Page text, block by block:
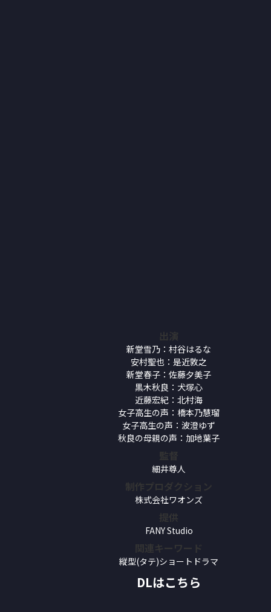
出演
新堂雪乃：村谷はるな
安村聖也：是近敦之
新堂春子：佐藤夕美子
黒木秋良：犬塚心
近藤宏紀：北村海
女子高生の声：橋本乃慧瑠
女子高生の声：波澄ゆず
秋良の母親の声：加地葉子
監督
細井尊人
制作プロダクション
株式会社ワオンズ
提供
FANY Studio
関連キーワード
縦型(タテ)ショートドラマ
DLはこちら